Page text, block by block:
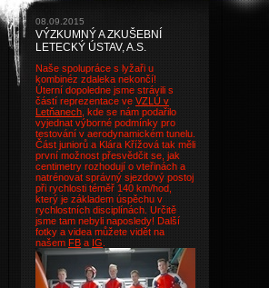
08.09.2015
VÝZKUMNÝ A ZKUŠEBNÍ
LETECKÝ ÚSTAV, A.S.
Naše spolupráce s lyžaři u
kombinéz zdaleka nekončí!
Úterní dopoledne jsme strávili s
částí reprezentace ve VZLÚ v
Letňanech , kde se nám podařilo
vyjednat výborné podmínky pro
testování v aerodynamickém tunelu.
Část juniorů a Klára Křížová tak měli
první možnost přesvědčit se, jak
centimetry rozhodují o vteřinách a
natrénovat správný sjezdový postoj
při rychlosti téměř 140 km/hod,
který je základem úspěchu v
rychlostních disciplínách. Určitě
jsme tam nebyli naposledy! Další
fotky a videa můžete vidět na
našem FB a IG